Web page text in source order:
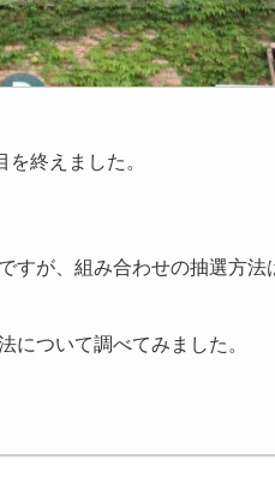
終えました。
すが、 組み合わせの抽選方法
ついて調べてみました。